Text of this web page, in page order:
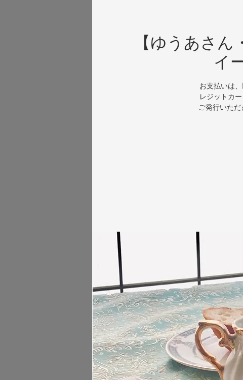
【ゆうあさん
イ
お支払いは
レジットカ
ご発行いた